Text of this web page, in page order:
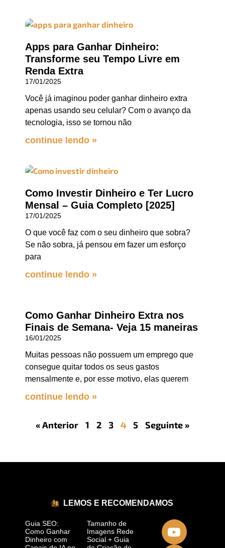
Apps para Ganhar Dinheiro:
Transforme seu Tempo Livre em
Renda Extra
17/01/2025
Você já imaginou poder ganhar dinheiro extra
apenas usando seu celular? Com o avanço da
tecnologia, isso se tornou não
continue lendo »
Como Investir Dinheiro e Ter Lucro
Mensal – Guia Completo [2025]
17/01/2025
O que você faz com o seu dinheiro que sobra?
Se não sobra, já pensou em fazer um esforço
para
continue lendo »
Como Ganhar Dinheiro Extra nos
Finais de Semana- Veja 15 maneiras
16/01/2025
Muitas pessoas não possuem um emprego que
consegue quitar todos os seus gastos
mensalmente e, por esse motivo, elas querem
continue lendo »
« Anterior 1 2 3 4 5 Seguinte »
LEMOS E RECOMENDAMOS
Guia SEO:
Como Ganhar
Dinheiro com
Tamanho de
Imagens Rede
Social + Guia